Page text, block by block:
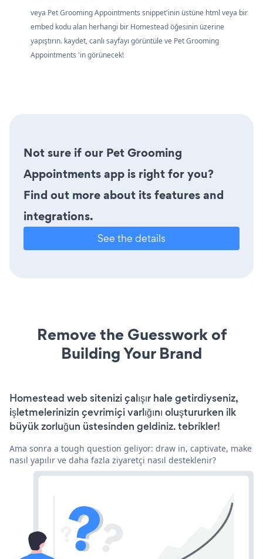
veya Pet Grooming Appointments snippet'inin üstüne html veya bir
embed kodu alan herhangi bir Homestead öğesinin üzerine
yapıştırın. kaydet, canlı sayfayı görüntüle ve Pet Grooming
Appointments 'in görünecek!
Not sure if our Pet Grooming
Appointments app is right for you?
Find out more about its features and
integrations.
See the details
Remove the Guesswork of
Building Your Brand
Homestead web sitenizi çalışır hale getirdiyseniz,
işletmelerinizin çevrimiçi varlığını oluştururken ilk
büyük zorluğun üstesinden geldiniz. tebrikler!
Ama sonra a tough question geliyor: draw in, captivate, make
nasıl yapılır ve daha fazla ziyaretçi nasıl desteklenir?